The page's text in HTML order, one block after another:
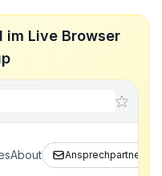
im Live Browser
About Ansprechpartner